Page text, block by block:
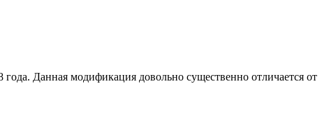
Данная модификация довольно существенно отличается от